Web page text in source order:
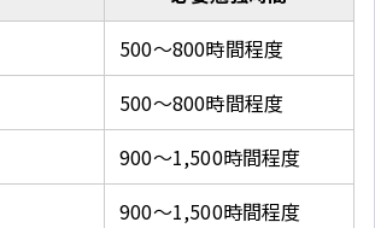
500～800時間程度
500～800時間程度
900～1,500時間程度
900～1,500時間程度